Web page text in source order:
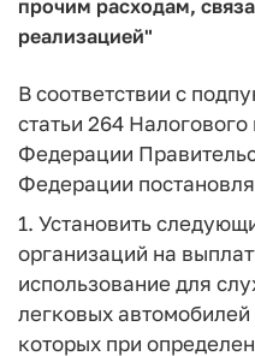
прочим расходам,
реализацией"
В соответствии с
статьи 264
Федерации
Федерации
1. Установить
организаций на
использование для
легковых
которых при